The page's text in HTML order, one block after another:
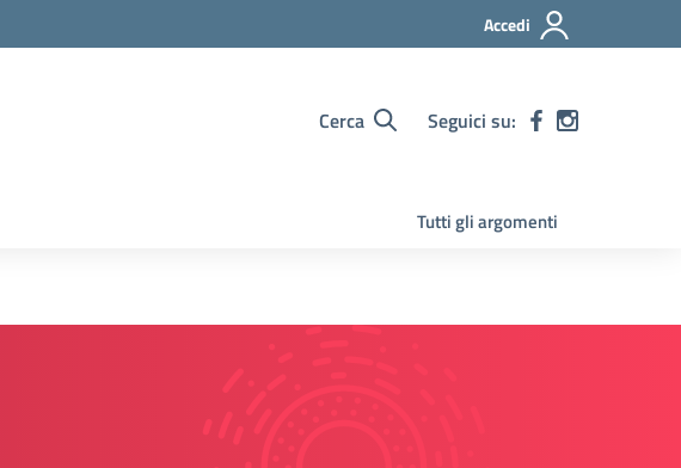
Accedi
Cerca Seguici su:
Tutti gli argomenti